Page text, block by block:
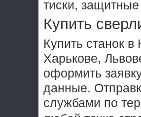
тиски,
Купить
Купить станок
Харькове,
оформить
данные.
службами по